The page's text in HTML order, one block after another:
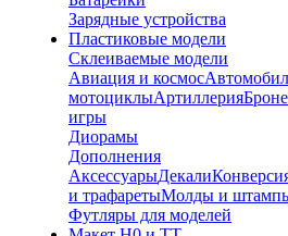
Зарядные устройства
Пластиковые модели
Склеиваемые модели
Авиация и космос
мотоциклыАртиллерия
игры
Диорамы
Дополнения
АксессуарыДекали
и трафаретыМолды и
Футляры для моделей